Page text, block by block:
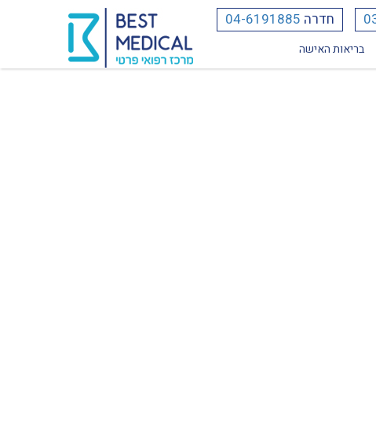
חדרה 04-6191885
בריאות האישה